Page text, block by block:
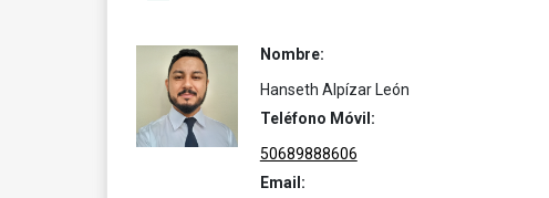
Nombre:
Hanseth Alpízar León
Teléfono Móvil:
50689888606
Email: